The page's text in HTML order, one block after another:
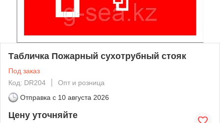
Табличка Пожарный сухотрубный стояк
Под заказ
Код: DR204
Опт и розница
Отправка с 10 августа 2026
Цену уточняйте